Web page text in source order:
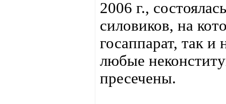
2006 г.,
силовиков, на
госаппарат, так и
любые
пресечены.